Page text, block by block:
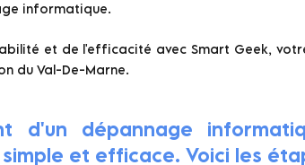
informatique.
et de l'efficacité avec Smart Geek,
du Val-De-Marne.
d'un dépannage
et efficace. Voici les